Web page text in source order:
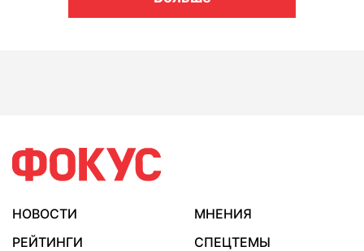
НОВОСТИ
МНЕНИЯ
РЕЙТИНГИ
СПЕЦТЕМЫ